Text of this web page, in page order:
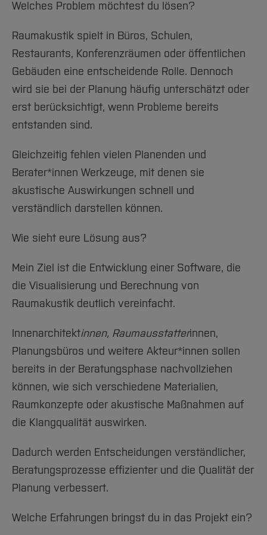
Welches Problem möchtest du lösen?
Raumakustik spielt in Büros, Schulen,
Restaurants, Konferenzräumen oder öffentlichen
Gebäuden eine entscheidende Rolle. Dennoch
wird sie bei der Planung häufig unterschätzt oder
erst berücksichtigt, wenn Probleme bereits
entstanden sind.
Gleichzeitig fehlen vielen Planenden und
Berater*innen Werkzeuge, mit denen sie
akustische Auswirkungen schnell und
verständlich darstellen können.
Wie sieht eure Lösung aus?
Mein Ziel ist die Entwicklung einer Software, die
die Visualisierung und Berechnung von
Raumakustik deutlich vereinfacht.
Innenarchitektinnen, Raumausstatterinnen,
Planungsbüros und weitere Akteur*innen sollen
bereits in der Beratungsphase nachvollziehen
können, wie sich verschiedene Materialien,
Raumkonzepte oder akustische Maßnahmen auf
die Klangqualität auswirken.
Dadurch werden Entscheidungen verständlicher,
Beratungsprozesse effizienter und die Qualität der
Planung verbessert.
Welche Erfahrungen bringst du in das Projekt ein?